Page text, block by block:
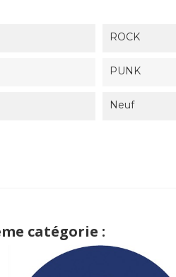
ROCK
PUNK
Neuf
catégorie :